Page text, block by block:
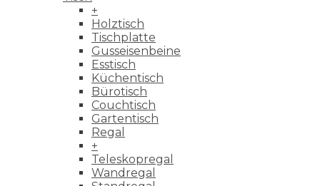
+
Holztisch
Tischplatte
Gusseisenbeine
Esstisch
Küchentisch
Bürotisch
Couchtisch
Gartentisch
Regal
+
Teleskopregal
Wandregal